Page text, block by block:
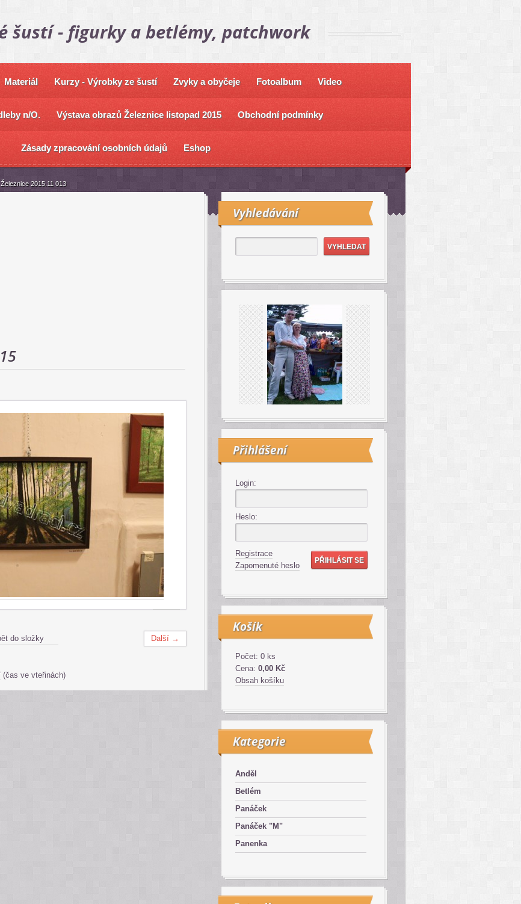
šustí - figurky a betlémy, patchwork
Materiál Kurzy - Výrobky ze šustí Zvyky a obyčeje Fotoalbum Video
n/O. Výstava obrazů Železnice listopad 2015 Obchodní podmínky
Zásady zpracování osobních údajů Eshop
Další →
do složky
(čas ve vteřinách)
Vyhledávání
Přihlášení
Login:
Heslo:
Registrace
Zapomenuté heslo
Košík
Počet: 0 ks
Cena: 0,00 Kč
Obsah košíku
Kategorie
Anděl
Betlém
Panáček
Panáček "M"
Panenka
Železnice 2015.11 013